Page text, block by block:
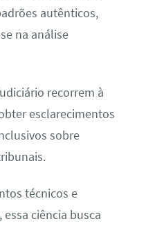
autênticos,
na análise
recorrem à
esclarecimentos
sobre
técnicos e
ciência busca